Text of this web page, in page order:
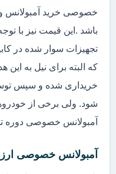
خصوصی خرید آمبولانس
باشد .این قیمت نیز با
تجهیزات سوار شده در
که البته برای نیل به
خریداری شده و سپس
شود. ولی برخی از
آمبولانس خصوصی دوره
آمبولانس خصوصی